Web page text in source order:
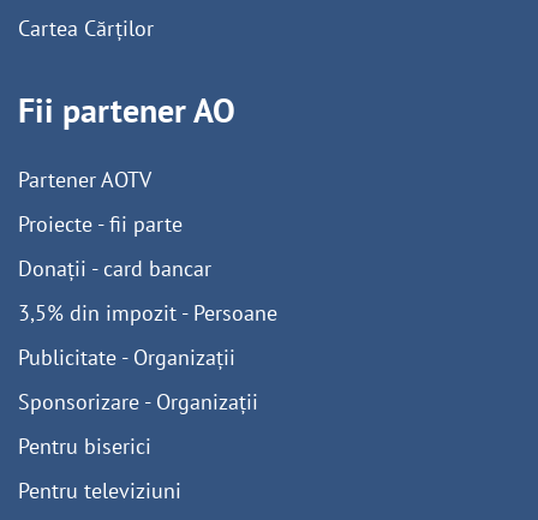
Cartea Cărților
Fii partener AO
Partener AOTV
Proiecte - fii parte
Donații - card bancar
3,5% din impozit - Persoane
Publicitate - Organizații
Sponsorizare - Organizații
Pentru biserici
Pentru televiziuni